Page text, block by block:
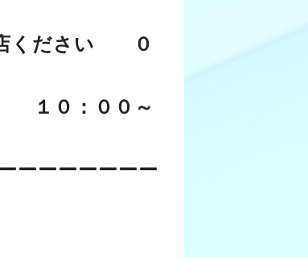
店ください ０
１０：００～
ーーーーーーー